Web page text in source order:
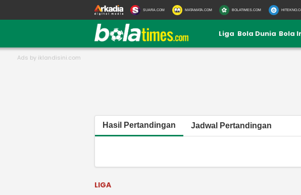
SUARA.COM MATAMATA.COM BOLATIMES.COM
Liga Bola Dunia Bola
Hasil Pertandingan Jadwal Pertandingan
LIGA